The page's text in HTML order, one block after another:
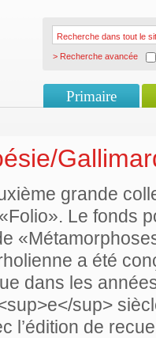
> Recherche avancée
Primaire
grande
Le fonds
a été
dans les
sup>
l’édition de